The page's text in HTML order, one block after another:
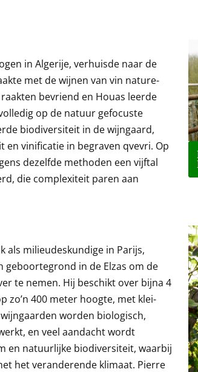
in Algerije, verhuisde naar de
met de wijnen van vin nature-
bevriend en Houas leerde
op de natuur gefocuste
biodiversiteit in de wijngaard,
vinificatie in begraven qvevri. Op
dezelfde methoden een vijftal
die complexiteit paren aan
als milieudeskundige in Parijs,
in de Elzas om de
te nemen. Hij beschikt over bijna 4
zo’n 400 meter hoogte, met klei-
worden biologisch,
en veel aandacht wordt
en natuurlijke biodiversiteit, waarbij
het veranderende klimaat. Pierre